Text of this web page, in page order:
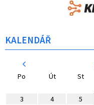
KALENDÁŘ
Po
Út St
3
4 5